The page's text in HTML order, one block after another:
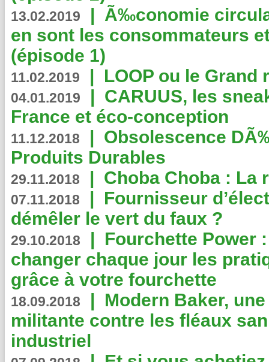
13.02.2019 | Ã‰conomie
en sont les consommateurs
(épisode 1)
11.02.2019 | LOOP ou le Grand
04.01.2019 | CARUUS, les
France et éco-conception
11.12.2018 | Obsolescence
Produits Durables
29.11.2018 | Choba Choba : La
07.11.2018 | Fournisseur
démêler le vert du faux ?
29.10.2018 | Fourchette Power
changer chaque jour les
grâce à votre fourchette
18.09.2018 | Modern Baker,
militante contre les fléaux
industriel